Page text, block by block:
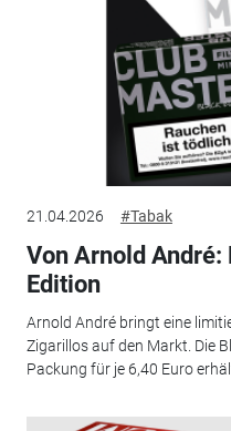
21.04.2026 #Tabak
Von Arnold
Edition
Arnold André bringt eine
Zigarillos auf den Markt. Die
Packung für je 6,40 Euro